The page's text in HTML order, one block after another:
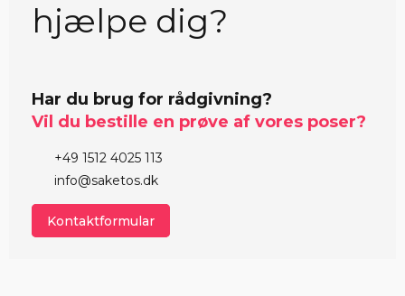
hjælpe dig?
Har du brug for rådgivning?
Vil du bestille en prøve af vores poser?
+49 1512 4025 113
info@saketos.dk
Kontaktformular